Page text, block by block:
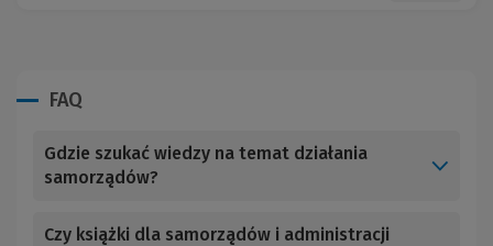
FAQ
Gdzie szukać wiedzy na temat działania
samorządów?
Czy książki dla samorządów i administracji